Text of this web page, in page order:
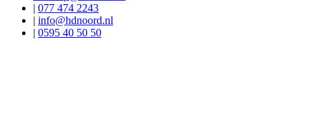
| 077 474 2243
| info@hdnoord.nl
| 0595 40 50 50